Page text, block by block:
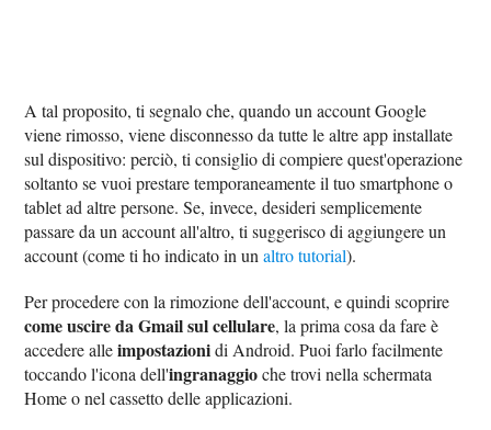
A tal proposito, ti segnalo che, quando un account Google
viene rimosso, viene disconnesso da tutte le altre app installate
sul dispositivo: perciò, ti consiglio di compiere quest'operazione
soltanto se vuoi prestare temporaneamente il tuo smartphone o
tablet ad altre persone. Se, invece, desideri semplicemente
passare da un account all'altro, ti suggerisco di aggiungere un
account (come ti ho indicato in unaltro tutorial).
Per procedere con la rimozione dell'account, e quindi scoprire
come uscire da Gmail sul cellulare, la prima cosa da fare è
accedere alleimpostazionidi Android. Puoi farlo facilmente
toccando l'icona dell'ingranaggioche trovi nella schermata
Home o nel cassetto delle applicazioni.